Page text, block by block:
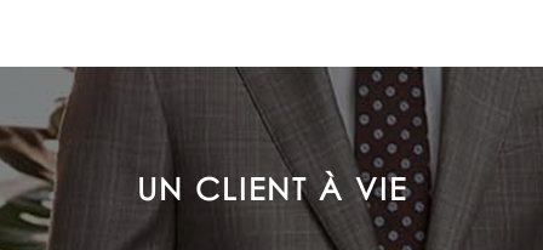
LE SOUCI DE LA SATISFACTION
DU CLIENT